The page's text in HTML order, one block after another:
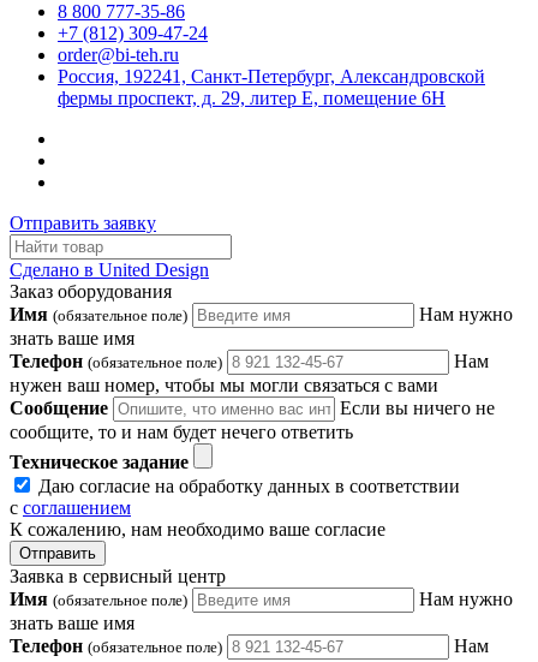
8 800 777-35-86
+7 (812) 309-47-24
order@bi-teh.ru
Россия, 192241, Санкт-Петербург, Александровской
фермы проспект, д. 29, литер Е, помещение 6Н
Отправить заявку
Сделано в United Design
Заказ оборудования
Имя (обязательное поле)
Нам нужно
знать ваше имя
Телефон (обязательное поле)
Нам
нужен ваш номер, чтобы мы могли связаться с вами
Сообщение
Если вы ничего не
сообщите, то и нам будет нечего ответить
Техническое задание
Даю согласие на обработку данных в соответствии
с соглашением
К сожалению, нам необходимо ваше согласие
Отправить
Заявка в сервисный центр
Имя (обязательное поле)
Нам нужно
знать ваше имя
Телефон (обязательное поле)
Нам